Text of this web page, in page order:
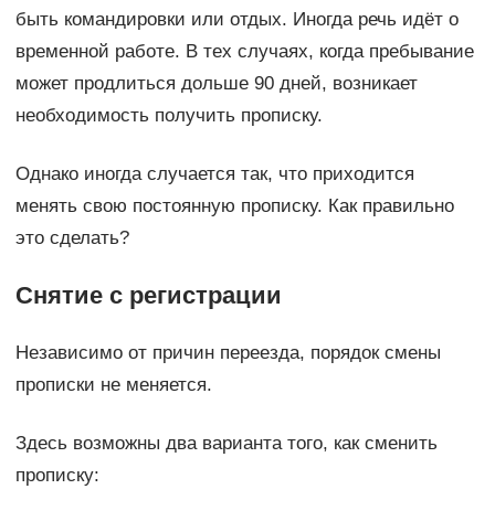
быть командировки или отдых. Иногда речь идёт о
временной работе. В тех случаях, когда пребывание
может продлиться дольше 90 дней, возникает
необходимость получить прописку.
Однако иногда случается так, что приходится
менять свою постоянную прописку. Как правильно
это сделать?
Снятие с регистрации
Независимо от причин переезда, порядок смены
прописки не меняется.
Здесь возможны два варианта того, как сменить
прописку: